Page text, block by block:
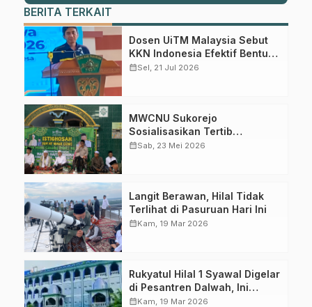
Gabung Channel WhatsApp NU
Pasuruan
Dapatkan info kegiatan, kajian, dan berita terbaru langsung dari
Join Sekarang
BERITA TERKAIT
Dosen UiTM Malaysia Sebut
KKN Indonesia Efektif Bentuk
Karakter Mahasiswa
calendar_monthSel, 21 Jul 2026
MWCNU Sukorejo
Sosialisasikan Tertib
Administrasi dalam Istighotsah
calendar_monthSab, 23 Mei 2026
Langit Berawan, Hilal Tidak
Terlihat di Pasuruan Hari Ini
calendar_monthKam, 19 Mar 2026
Rukyatul Hilal 1 Syawal Digelar
di Pesantren Dalwah, Ini
Prediksi LFNU Pasuruan
calendar_monthKam, 19 Mar 2026